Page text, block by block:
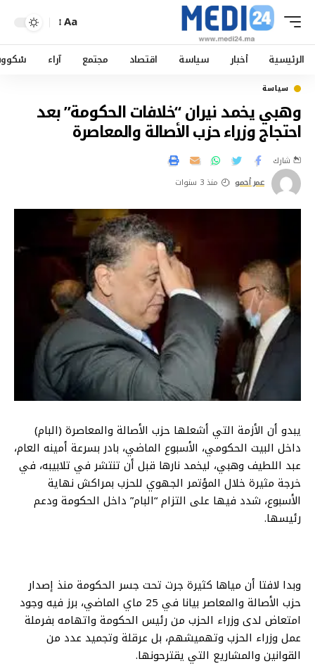
Aa
الرئيسية أخبار سياسة اقتصاد مجتمع آراء
سياسة
وهبي يخمد نيران “خلافات الحكومة” بعد
احتجاج وزراء حزب الأصالة والمعاصرة
عمر أحمو منذ 3 سنوات
شارك
يبدو أن الأزمة التي أشعلها حزب الأصالة والمعاصرة (البام)
داخل البيت الحكومي، الأسبوع الماضي، بادر بسرعة أمينه العام،
عبد اللطيف وهبي، ليخمد نارها قبل أن تنتشر في تلابيبه، في
خرجة مثيرة خلال المؤتمر الجهوي للحزب بمراكش نهاية
الأسبوع، شدد فيها على التزام “البام” داخل الحكومة ودعم
رئيسها.
وبدا لافتا أن مياها كثيرة جرت تحت جسر الحكومة منذ إصدار
حزب الأصالة والمعاصر بيانا في 25 ماي الماضي، برز فيه وجود
امتعاض لدى وزراء الحزب من رئيس الحكومة واتهامه بفرملة
عمل وزراء الحزب وتهميشهم، بل عرقلة وتجميد عدد من
القوانين والمشاريع التي يقترحونها.